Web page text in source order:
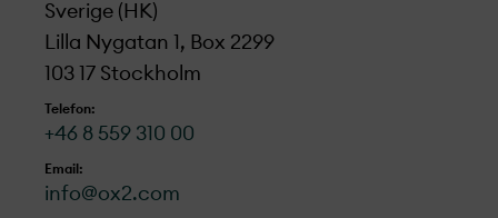
Sverige (HK)
Lilla Nygatan 1, Box 2299
103 17 Stockholm
Telefon:
+46 8 559 310 00
Email:
info@ox2.com